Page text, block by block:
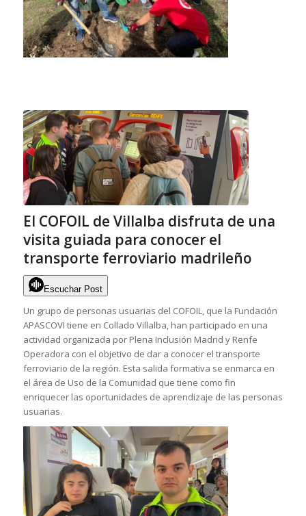
El COFOIL de Villalba disfruta de una
visita guiada para conocer el
transporte ferroviario madrileño
Escuchar Post
Un grupo de personas usuarias del COFOIL, que la Fundación
APASCOVI tiene en Collado Villalba, han participado en una
actividad organizada por Plena Inclusión Madrid y Renfe
Operadora con el objetivo de dar a conocer el transporte
ferroviario de la región. Esta salida formativa se enmarca en
el área de Uso de la Comunidad que tiene como fin
enriquecer las oportunidades de aprendizaje de las personas
usuarias.